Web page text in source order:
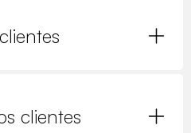
clientes